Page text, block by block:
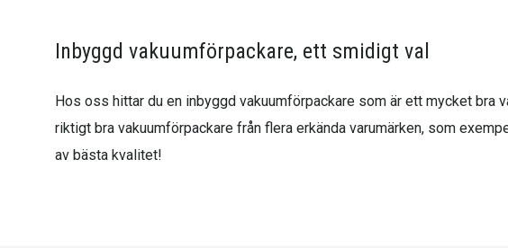
Inbyggd vakuumförpackare, ett smidigt val
Hos oss hittar du en inbyggd vakuumförpackare som är ett mycket
riktigt bra vakuumförpackare från flera erkända varumärken, som
av bästa kvalitet!